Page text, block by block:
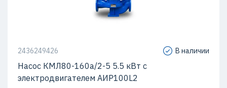
2436249426 В наличии
Насос КМЛ80-160а/2-5 5.5 кВт c
электродвигателем АИР100L2